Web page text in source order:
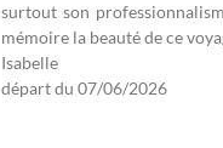
surtout son
mémoire la beauté de ce
Isabelle
départ du 07/06/2026